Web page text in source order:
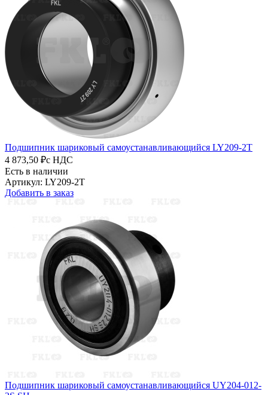
Подшипник шариковый самоустанавливающийся LY209-2T
4 873,50 ₽с НДС
Есть в наличии
Артикул: LY209-2T
Добавить в заказ
Подшипник шариковый самоустанавливающийся UY204-012-